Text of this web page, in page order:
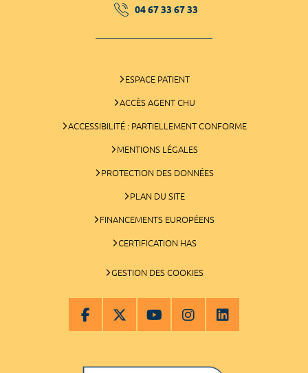
04 67 33 67 33
ESPACE PATIENT
ACCÈS AGENT CHU
ACCESSIBILITÉ : PARTIELLEMENT CONFORME
MENTIONS LÉGALES
PROTECTION DES DONNÉES
PLAN DU SITE
FINANCEMENTS EUROPÉENS
CERTIFICATION HAS
GESTION DES COOKIES